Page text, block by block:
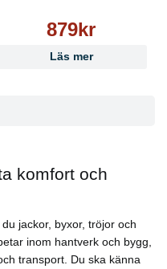
879kr
Läs mer
komfort och
jackor, byxor, tröjor och
inom hantverk och bygg,
transport. Du ska känna